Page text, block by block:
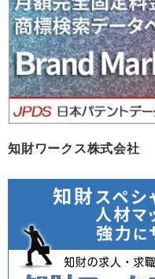
ブ
知財ワークス株式会社